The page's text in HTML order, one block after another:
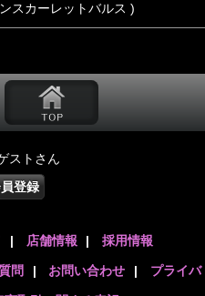
スカーレットバルス )
ストさん
登録
| 店舗情報 | 採用情報
問 | お問い合わせ | プライバ